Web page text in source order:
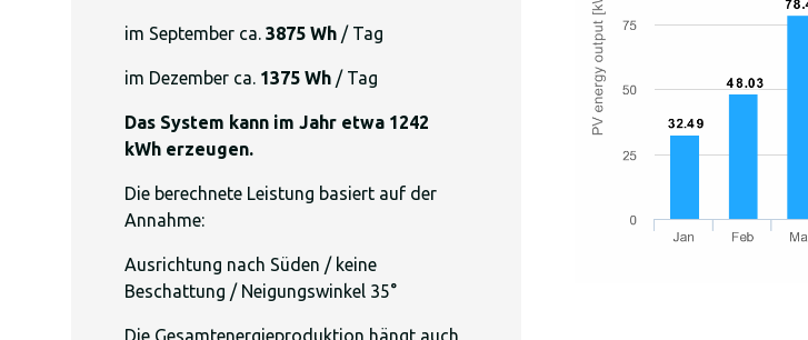
im September ca. 3875 Wh / Tag
im Dezember ca. 1375 Wh / Tag
Das System kann im Jahr etwa 1242
kWh erzeugen.
Die berechnete Leistung basiert auf der
Annahme:
Ausrichtung nach Süden / keine
Beschattung / Neigungswinkel 35°
Die Gesamtenergieproduktion hängt auch